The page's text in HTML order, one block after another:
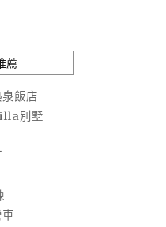
薦
泉飯店
別墅